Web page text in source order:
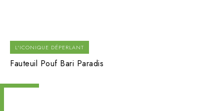
L'ICONIQUE DÉPERLANT
Fauteuil Pouf Bari Paradis